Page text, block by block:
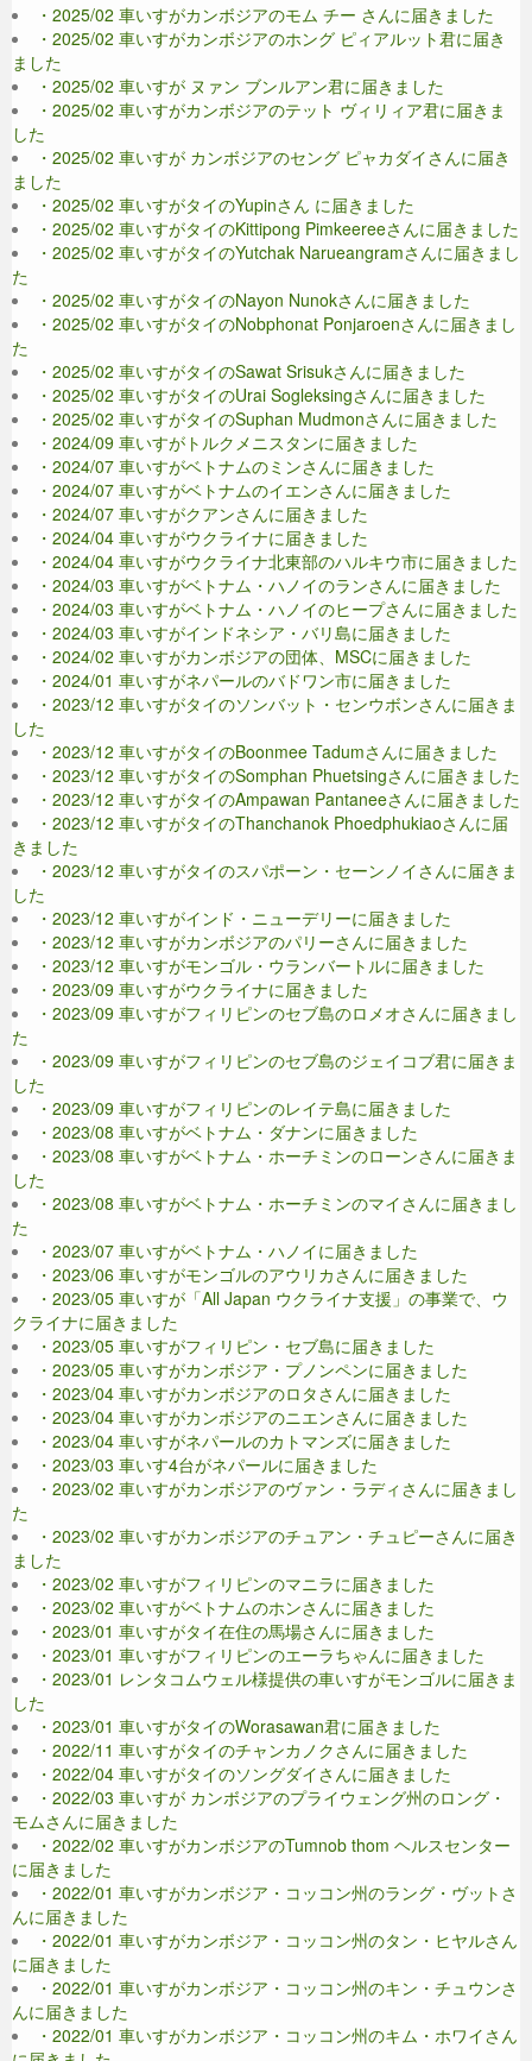
・2025/02 車いすがカンボジアのモム チー さんに届きました
・2025/02 車いすがカンボジアのホング ピィアルット君に届き
ました
・2025/02 車いすが ヌァン ブンルアン君に届きました
・2025/02 車いすがカンボジアのテット ヴィリィア君に届きま
した
・2025/02 車いすが カンボジアのセング ピャカダイさんに届き
ました
・2025/02 車いすがタイのYupinさん に届きました
・2025/02 車いすがタイのKittipong Pimkeereeさんに届きました
・2025/02 車いすがタイのYutchak Narueangramさんに届きまし
た
・2025/02 車いすがタイのNayon Nunokさんに届きました
・2025/02 車いすがタイのNobphonat Ponjaroenさんに届きまし
た
・2025/02 車いすがタイのSawat Srisukさんに届きました
・2025/02 車いすがタイのUrai Sogleksingさんに届きました
・2025/02 車いすがタイのSuphan Mudmonさんに届きました
・2024/09 車いすがトルクメニスタンに届きました
・2024/07 車いすがベトナムのミンさんに届きました
・2024/07 車いすがベトナムのイエンさんに届きました
・2024/07 車いすがクアンさんに届きました
・2024/04 車いすがウクライナに届きました
・2024/04 車いすがウクライナ北東部のハルキウ市に届きました
・2024/03 車いすがベトナム・ハノイのランさんに届きました
・2024/03 車いすがベトナム・ハノイのヒープさんに届きました
・2024/03 車いすがインドネシア・バリ島に届きました
・2024/02 車いすがカンボジアの団体、MSCに届きました
・2024/01 車いすがネパールのバドワン市に届きました
・2023/12 車いすがタイのソンバット・センウボンさんに届きま
した
・2023/12 車いすがタイのBoonmee Tadumさんに届きました
・2023/12 車いすがタイのSomphan Phuetsingさんに届きました
・2023/12 車いすがタイのAmpawan Pantaneeさんに届きました
・2023/12 車いすがタイのThanchanok Phoedphukiaoさんに届
きました
・2023/12 車いすがタイのスパポーン・セーンノイさんに届きま
した
・2023/12 車いすがインド・ニューデリーに届きました
・2023/12 車いすがカンボジアのパリーさんに届きました
・2023/12 車いすがモンゴル・ウランバートルに届きました
・2023/09 車いすがウクライナに届きました
・2023/09 車いすがフィリピンのセブ島のロメオさんに届きまし
た
・2023/09 車いすがフィリピンのセブ島のジェイコブ君に届きま
した
・2023/09 車いすがフィリピンのレイテ島に届きました
・2023/08 車いすがベトナム・ダナンに届きました
・2023/08 車いすがベトナム・ホーチミンのローンさんに届きま
した
・2023/08 車いすがベトナム・ホーチミンのマイさんに届きまし
た
・2023/07 車いすがベトナム・ハノイに届きました
・2023/06 車いすがモンゴルのアウリカさんに届きました
・2023/05 車いすが「All Japan ウクライナ支援」の事業で、ウ
クライナに届きました
・2023/05 車いすがフィリピン・セブ島に届きました
・2023/05 車いすがカンボジア・プノンペンに届きました
・2023/04 車いすがカンボジアのロタさんに届きました
・2023/04 車いすがカンボジアのニエンさんに届きました
・2023/04 車いすがネパールのカトマンズに届きました
・2023/03 車いす4台がネパールに届きました
・2023/02 車いすがカンボジアのヴァン・ラディさんに届きまし
た
・2023/02 車いすがカンボジアのチュアン・チュピーさんに届き
ました
・2023/02 車いすがフィリピンのマニラに届きました
・2023/02 車いすがベトナムのホンさんに届きました
・2023/01 車いすがタイ在住の馬場さんに届きました
・2023/01 車いすがフィリピンのエーラちゃんに届きました
・2023/01 レンタコムウェル様提供の車いすがモンゴルに届きま
した
・2023/01 車いすがタイのWorasawan君に届きました
・2022/11 車いすがタイのチャンカノクさんに届きました
・2022/04 車いすがタイのソングダイさんに届きました
・2022/03 車いすが カンボジアのプライウェング州のロング・
モムさんに届きました
・2022/02 車いすがカンボジアのTumnob thom ヘルスセンター
に届きました
・2022/01 車いすがカンボジア・コッコン州のラング・ヴットさ
んに届きました
・2022/01 車いすがカンボジア・コッコン州のタン・ヒヤルさん
に届きました
・2022/01 車いすがカンボジア・コッコン州のキン・チュウンさ
んに届きました
・2022/01 車いすがカンボジア・コッコン州のキム・ホワイさん